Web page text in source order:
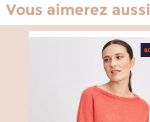
Vous aimerez aussi